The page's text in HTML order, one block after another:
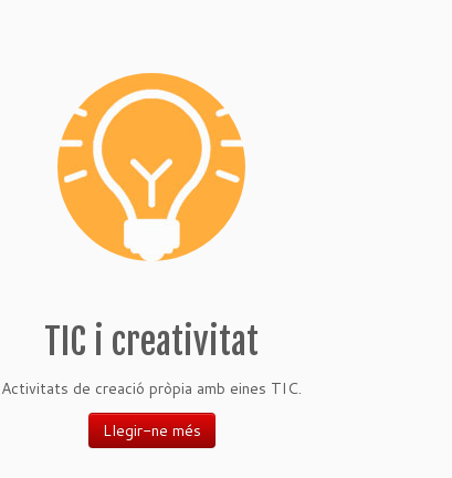
TIC i creativitat
Activitats de creació pròpia amb eines TIC.
Llegir-ne més